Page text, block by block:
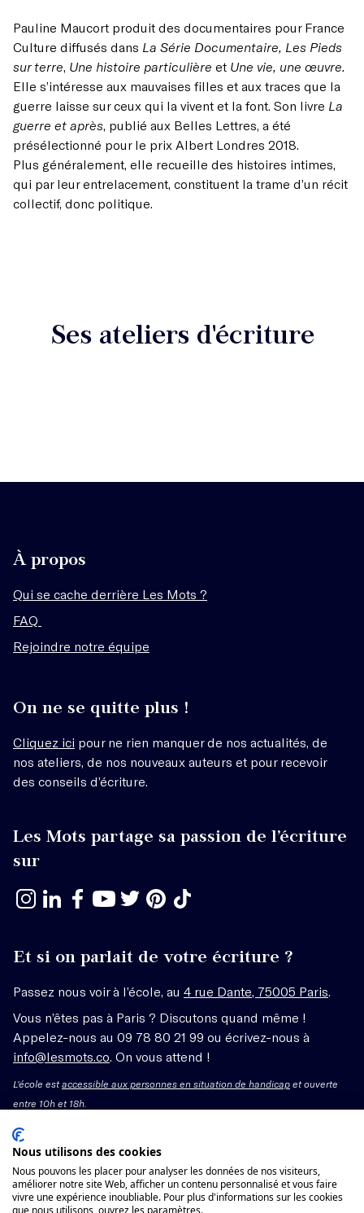
Pauline Maucort produit des documentaires pour France
Culture diffusés dans La Série Documentaire, Les Pieds
sur terre, Une histoire particulière et Une vie, une œuvre.
Elle s’intéresse aux mauvaises filles et aux traces que la
guerre laisse sur ceux qui la vivent et la font. Son livre La
guerre et après, publié aux Belles Lettres, a été
présélectionné pour le prix Albert Londres 2018.
Plus généralement, elle recueille des histoires intimes,
qui par leur entrelacement, constituent la trame d’un récit
collectif, donc politique.
Ses ateliers d'écriture
À propos
Qui se cache derrière Les Mots ?
FAQ
Rejoindre notre équipe
On ne se quitte plus !
Cliquez ici pour ne rien manquer de nos actualités, de
nos ateliers, de nos nouveaux auteurs et pour recevoir
des conseils d’écriture.
Les Mots partage sa passion de l’écriture
sur
Et si on parlait de votre écriture ?
Passez nous voir à l’école, au 4 rue Dante, 75005 Paris.
Vous n’êtes pas à Paris ? Discutons quand même !
Appelez-nous au 09 78 80 21 99 ou écrivez-nous à
info@lesmots.co. On vous attend !
L'école estaccessible aux personnes en situation de handicap et ouverte
entre 10h et 18h.
Mentions légales – CGV
Organisme de formation enregistré sous le numéro
11755662775 auprès du préfet de région Île-de-France.
Nous utilisons des cookies
Nous pouvons les placer pour analyser les données de nos visiteurs,
améliorer notre site Web, afficher un contenu personnalisé et vous faire
vivre une expérience inoubliable. Pour plus d'informations sur les cookies
que nous utilisons, ouvrez les paramètres.